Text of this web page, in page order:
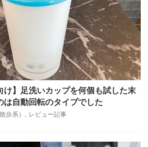
け】足洗いカップを何個も試した末
は自動回転のタイプでした
歩系） , レビュー記事